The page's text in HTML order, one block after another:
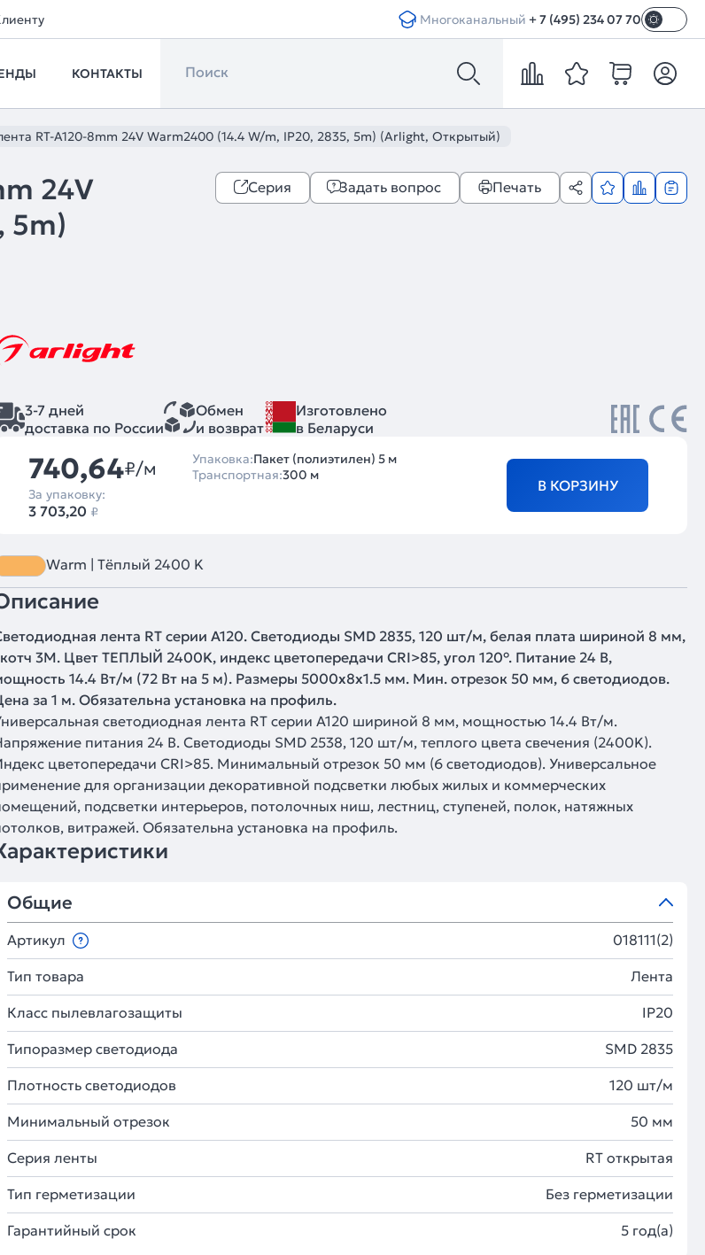
Многоканальный + 7 (495) 234 07 70
КОНТАКТЫ
RT-A120-8mm 24V Warm2400 (14.4 W/m, IP20, 2835, 5m) (Arlight, Открытый)
24V
5m)
Серия Задать вопрос Печать
3-7 дней
доставка по России
Обмен
и возврат
Изготовлено
в Беларуси
740,64₽/м
За упаковку:
3 703,20 ₽
Упаковка:Пакет (полиэтилен) 5 м
Транспортная:300 м
В КОРЗИНУ
Warm | Тёплый 2400 K
лента RT серии A120. Светодиоды SMD 2835, 120 шт/м, белая плата шириной 8 мм,
3M. Цвет ТЕПЛЫЙ 2400K, индекс цветопередачи CRI>85, угол 120°. Питание 24 В,
14.4 Вт/м (72 Вт на 5 м). Размеры 5000x8x1.5 мм. Мин. отрезок 50 мм, 6 светодиодов.
за 1 м. Обязательна установка на профиль.
светодиодная лента RT серии A120 шириной 8 мм, мощностью 14.4 Вт/м.
питания 24 В. Светодиоды SMD 2538, 120 шт/м, теплого цвета свечения (2400K).
цветопередачи CRI>85. Минимальный отрезок 50 мм (6 светодиодов). Универсальное
для организации декоративной подсветки любых жилых и коммерческих
подсветки интерьеров, потолочных ниш, лестниц, ступеней, полок, натяжных
витражей. Обязательна установка на профиль.
Общие
Артикул 018111(2)
Тип товара Лента
Класс пылевлагозащиты IP20
Типоразмер светодиода SMD 2835
Плотность светодиодов 120 шт/м
Минимальный отрезок 50 мм
Серия ленты RT открытая
Тип герметизации Без герметизации
Гарантийный срок 5 год(а)